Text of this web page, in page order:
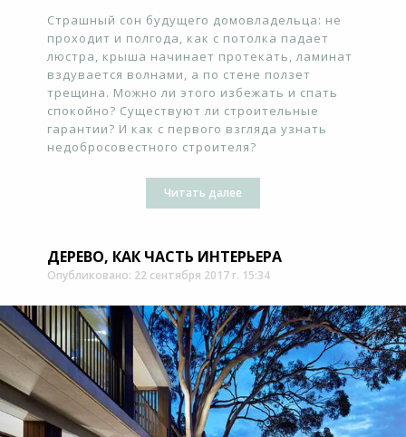
Страшный сон будущего домовладельца: не
проходит и полгода, как с потолка падает
люстра, крыша начинает протекать, ламинат
вздувается волнами, а по стене ползет
трещина. Можно ли этого избежать и спать
спокойно? Существуют ли строительные
гарантии? И как с первого взгляда узнать
недобросовестного строителя?
Читать далее
ДЕРЕВО, КАК ЧАСТЬ ИНТЕРЬЕРА
Опубликовано: 22 сентября 2017 г. 15:34